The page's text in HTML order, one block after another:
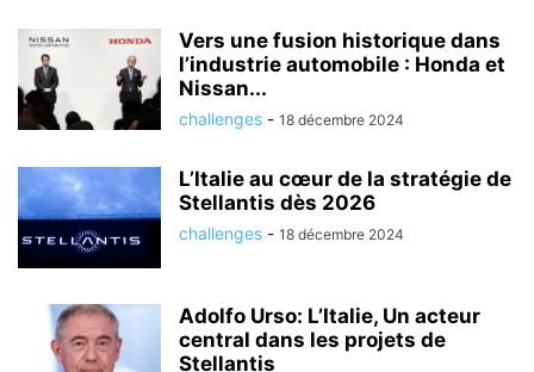
Vers une fusion historique dans
l’industrie automobile : Honda et
Nissan...
challenges - 18 décembre 2024
L’Italie au cœur de la stratégie de
Stellantis dès 2026
challenges - 18 décembre 2024
Adolfo Urso: L’Italie, Un acteur
central dans les projets de
Stellantis